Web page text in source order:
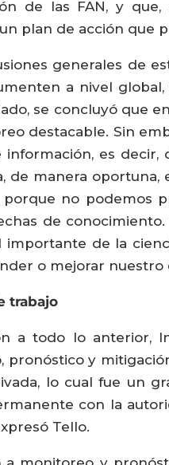
de las FAN, y
plan de acción que
generales de
a nivel
se concluyó que
destacable. Sin
información, es
de manera
porque no podemos
de
importante de la
o mejorar nuestro
trabajo
a todo lo anterior,
pronóstico y
lo cual fue un
con la
Tello.